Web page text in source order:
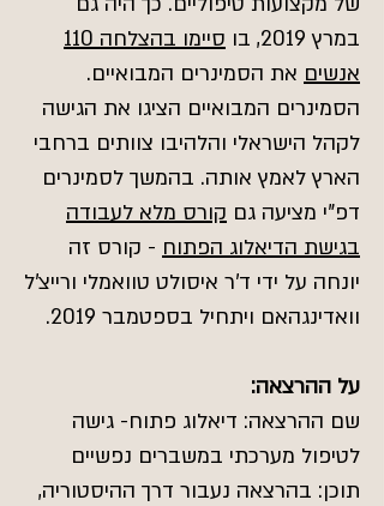
במרץ 2019, בו
סיימו בהצלחה 110
אנשים את הסמינרים המבואיים.
הסמינרים המבואיים הציגו את הגישה
לקהל הישראלי והלהיבו צוותים ברחבי
הארץ לאמץ אותה. בהמשך לסמינרים
דפ"י מציעה גם קורס מלא לעבודה
בגישת הדיאלוג הפתוח - קורס זה
יונחה על ידי ד'ר איסולט טוואמלי ורייצ'ל
וואדינגהאם ויתחיל בספטמבר 2019.
על ההרצאה:
שם ההרצאה: דיאלוג פתוח- גישה
לטיפול מערכתי במשברים נפשיים
תוכן: בהרצאה נעבור דרך ההיסטוריה,